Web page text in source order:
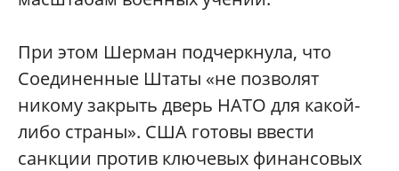
При этом Шерман подчеркнула, что
Соединенные Штаты «не позволят
никому закрыть дверь НАТО для какой-
либо страны». США готовы ввести
санкции против ключевых финансовых